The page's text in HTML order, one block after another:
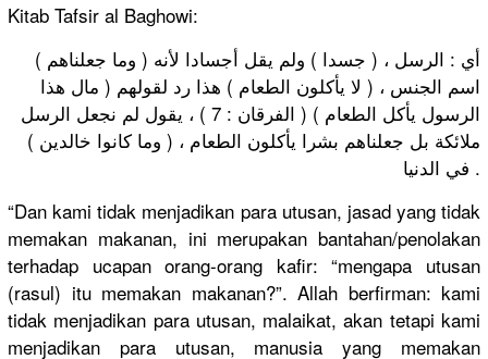
Kitab Tafsir al Baghowi:
( وما جعلناهم ) أي : الرسل ، ( جسدا ) ولم يقل أجسادا لأنه
اسم الجنس ، ( لا يأكلون الطعام ) هذا رد لقولهم ( مال هذا
الرسول يأكل الطعام ) ( الفرقان : 7 ) ، يقول لم نجعل الرسل
ملائكة بل جعلناهم بشرا يأكلون الطعام ، ( وما كانوا خالدين )
في الدنيا .
“Dan kami tidak menjadikan para utusan, jasad yang tidak
memakan makanan, ini merupakan bantahan/penolakan
terhadap ucapan orang-orang kafir: “mengapa utusan
(rasul) itu memakan makanan?”. Allah berfirman: kami
tidak menjadikan para utusan, malaikat, akan tetapi kami
menjadikan para utusan, manusia yang memakan